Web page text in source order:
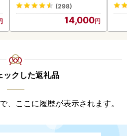
(298)
14,000
ックした返礼品
、ここに履歴が表示されます。